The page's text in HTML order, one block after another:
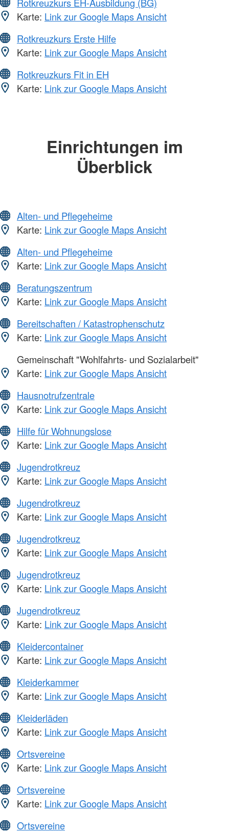
Karte: Link zur Google Maps Ansicht
Rotkreuzkurs Erste Hilfe
Karte: Link zur Google Maps Ansicht
Rotkreuzkurs Fit in EH
Karte: Link zur Google Maps Ansicht
Einrichtungen im
Überblick
Alten- und Pflegeheime
Karte: Link zur Google Maps Ansicht
Alten- und Pflegeheime
Karte: Link zur Google Maps Ansicht
Beratungszentrum
Karte: Link zur Google Maps Ansicht
Bereitschaften / Katastrophenschutz
Karte: Link zur Google Maps Ansicht
Gemeinschaft "Wohlfahrts- und Sozialarbeit"
Karte: Link zur Google Maps Ansicht
Hausnotrufzentrale
Karte: Link zur Google Maps Ansicht
Hilfe für Wohnungslose
Karte: Link zur Google Maps Ansicht
Jugendrotkreuz
Karte: Link zur Google Maps Ansicht
Jugendrotkreuz
Karte: Link zur Google Maps Ansicht
Jugendrotkreuz
Karte: Link zur Google Maps Ansicht
Jugendrotkreuz
Karte: Link zur Google Maps Ansicht
Jugendrotkreuz
Karte: Link zur Google Maps Ansicht
Kleidercontainer
Karte: Link zur Google Maps Ansicht
Kleiderkammer
Karte: Link zur Google Maps Ansicht
Kleiderläden
Karte: Link zur Google Maps Ansicht
Ortsvereine
Karte: Link zur Google Maps Ansicht
Ortsvereine
Karte: Link zur Google Maps Ansicht
Ortsvereine